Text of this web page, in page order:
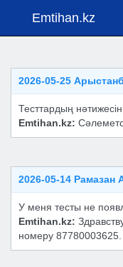
Emtihan.kz
2026-05-25
Тесттардың
Emtihan.kz:
2026-05-14 Рамазан
У меня тесты не
Emtihan.kz:
номеру 87780003625.